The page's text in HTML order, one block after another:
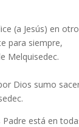
(a Jesús) en
para siempre,
Melquisedec.
Dios sumo
está en